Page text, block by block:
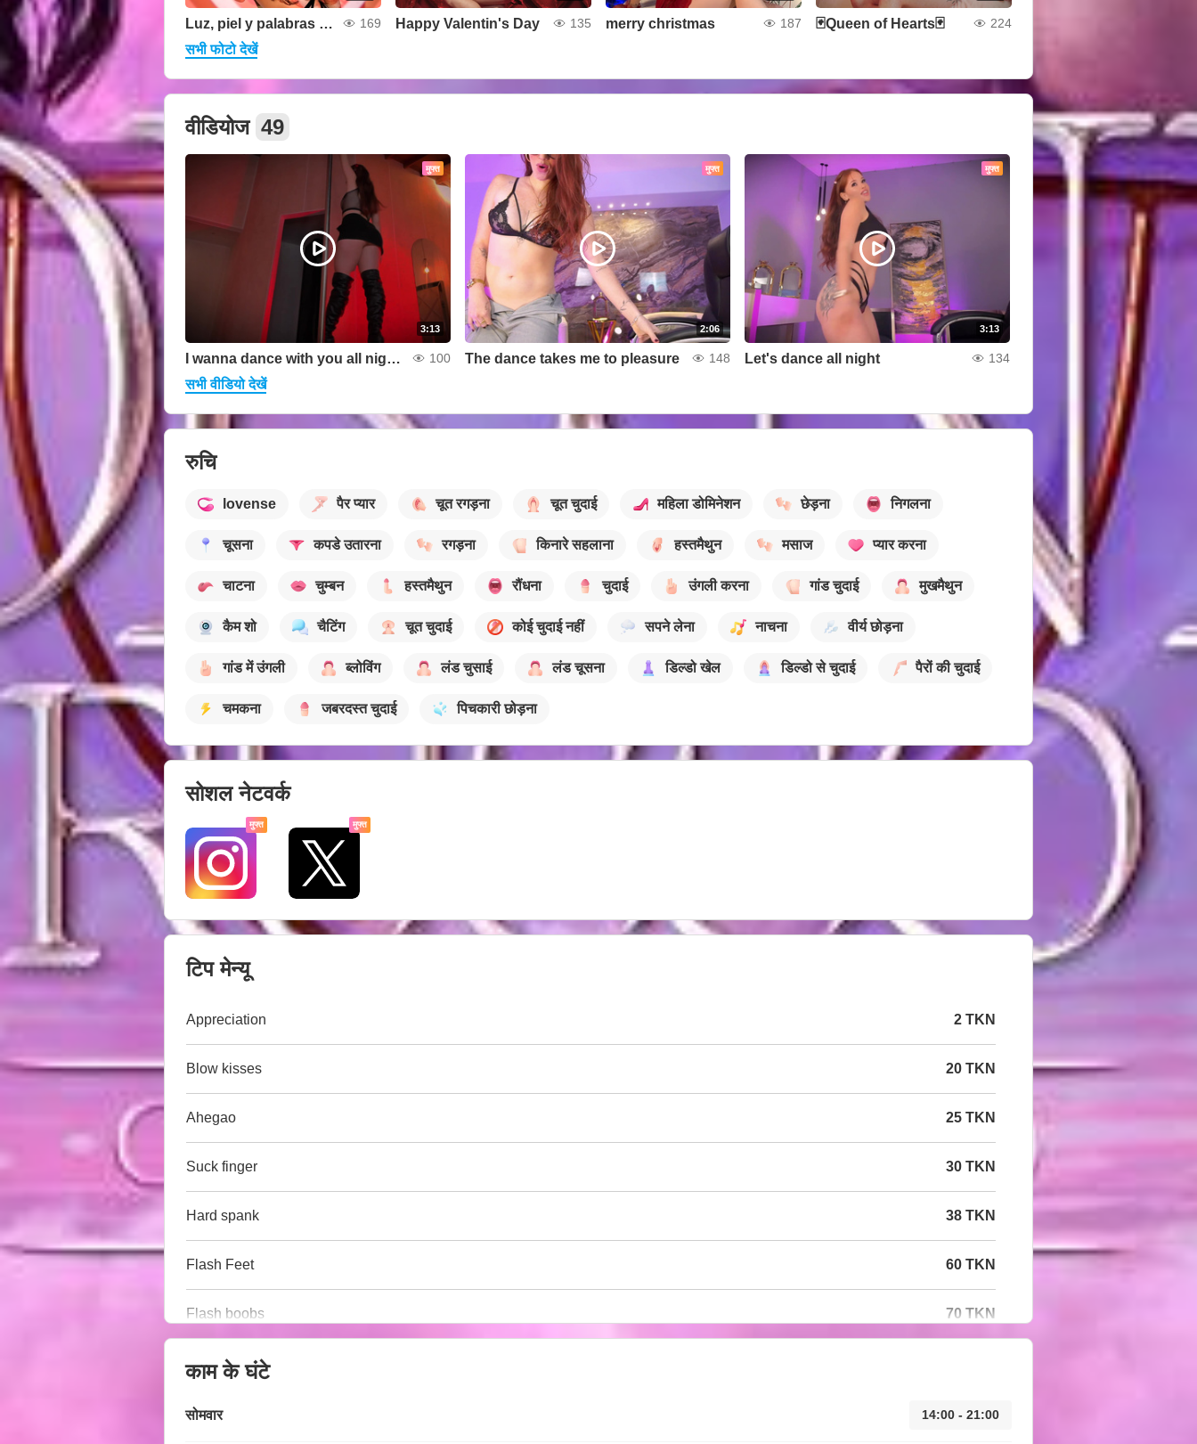
Luz, piel y palabras prohibidas 169 Happy Valentin's Day 135 merry christmas 187 🃏Queen of Hearts🃏 224
सभी फोटो देखें
वीडियोज 49
मुफ्त
3:13
I wanna dance with you all night long 100
मुफ्त
2:06
The dance takes me to pleasure 148
मुफ्त
3:13
Let's dance all night 134
सभी वीडियो देखें
रुचि
lovense पैर प्यार चूत रगड़ना चूत चुदाई महिला डोमिनेशन छेड़ना निगलना
चूसना कपडे उतारना रगड़ना किनारे सहलाना हस्तमैथुन मसाज प्यार करना
चाटना चुम्बन हस्तमैथुन रौंधना चुदाई उंगली करना गांड चुदाई मुखमैथुन
कैम शो चैटिंग चूत चुदाई कोई चुदाई नहीं सपने लेना नाचना वीर्य छोड़ना
गांड में उंगली ब्लोविंग लंड चुसाई लंड चूसना डिल्डो खेल डिल्डो से चुदाई पैरों की चुदाई
चमकना जबरदस्त चुदाई पिचकारी छोड़ना
सोशल नेटवर्क
मुफ्त मुफ्त
टिप मेन्यू
Appreciation 2 TKN
Blow kisses 20 TKN
Ahegao 25 TKN
Suck finger 30 TKN
Hard spank 38 TKN
Flash Feet 60 TKN
Flash boobs 70 TKN
काम के घंटे
सोमवार 14:00 - 21:00